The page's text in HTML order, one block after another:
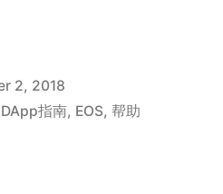
2, 2018
Tags:
DApp指南, EOS, 帮助